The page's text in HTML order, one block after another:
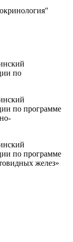
по
по программе
по программе
желез»